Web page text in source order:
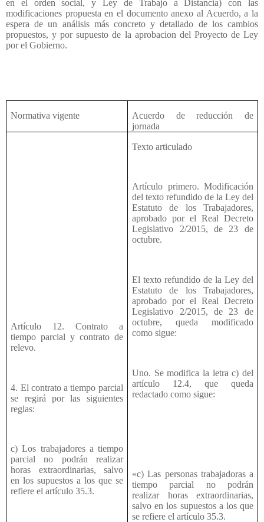
en el orden social, y Ley de Trabajo a Distancia) con las
modificaciones propuesta en el documento anexo al Acuerdo, a la
espera de un análisis más concreto y detallado de los cambios
propuestos, y por supuesto de la aprobacion del Proyecto de Ley
por el Gobierno.
Normativa vigente
Acuerdo de reducción de
jornada
Artículo 12. Contrato a
tiempo parcial y contrato de
relevo.
4. El contrato a tiempo parcial
se regirá por las siguientes
reglas:
c) Los trabajadores a tiempo
parcial no podrán realizar
horas extraordinarias, salvo
en los supuestos a los que se
refiere el artículo 35.3.
Texto articulado
Artículo primero. Modificación
del texto refundido de la Ley del
Estatuto de los Trabajadores,
aprobado por el Real Decreto
Legislativo 2/2015, de 23 de
octubre.
El texto refundido de la Ley del
Estatuto de los Trabajadores,
aprobado por el Real Decreto
Legislativo 2/2015, de 23 de
octubre, queda modificado
como sigue:
Uno. Se modifica la letra c) del
artículo 12.4, que queda
redactado como sigue:
«c) Las personas trabajadoras a
tiempo parcial no podrán
realizar horas extraordinarias,
salvo en los supuestos a los que
se refiere el artículo 35.3.